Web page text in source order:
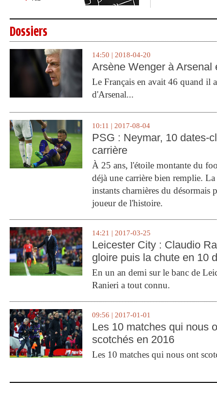
Dossiers
14:50 | 2018-04-20
Arsène Wenger à Arsenal
Le Français en avait 46 quand il
d'Arsenal...
10:11 | 2017-08-04
PSG : Neymar, 10 dates-
carrière
À 25 ans, l'étoile montante du
déjà une carrière bien remplie.
instants charnières du désormais
joueur de l'histoire.
14:21 | 2017-03-25
Leicester City : Claudio
gloire puis la chute en 10
En un an demi sur le banc de
Ranieri a tout connu.
09:56 | 2017-01-01
Les 10 matches qui nous
scotchés en 2016
Les 10 matches qui nous ont